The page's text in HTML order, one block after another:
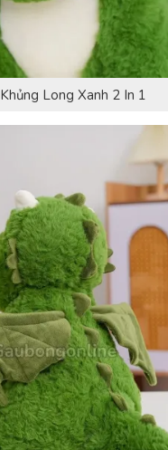
Long Xanh 2 In 1